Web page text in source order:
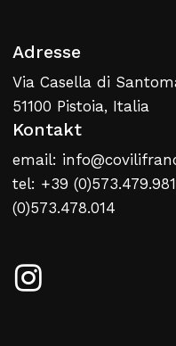
Kein
Adresse
Via Casella di
51100 Pistoia, Italia
Kontakt
email:
tel: +39
(0)573.478.014